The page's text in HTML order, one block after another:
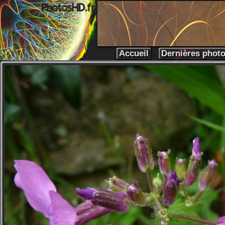
Accueil Dernières